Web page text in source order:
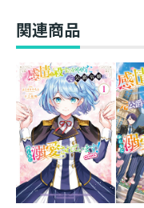
男性陣のアプローチ
ルドフィルの手作り
2巻もブレンダを中心
ましたので、
イラストも一緒によ
関連商品